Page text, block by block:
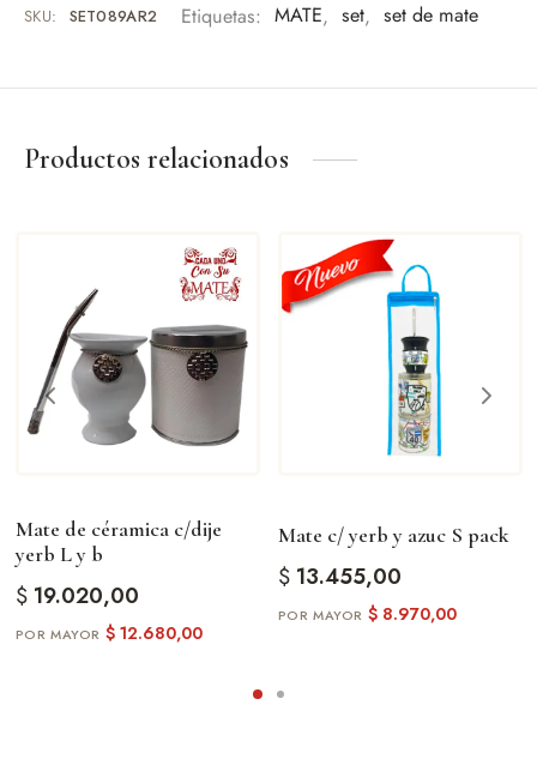
SKU: SET089AR2 Etiquetas: MATE, set, set de mate
Productos relacionados
Mate de céramica c/dije
yerb L y b
$19.020,00
$12.680,00
Mate c/ yerb y azuc S pack
$13.455,00
$8.970,00